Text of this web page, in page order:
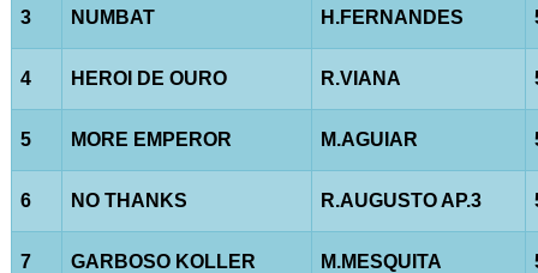
3 NUMBAT H.FERNANDES
4 HEROI DE OURO R.VIANA
5 MORE EMPEROR M.AGUIAR
6 NO THANKS R.AUGUSTO AP.3
7 GARBOSO KOLLER M.MESQUITA